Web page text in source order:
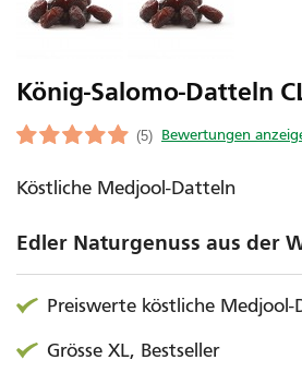
König-Salomo-Datteln
(5)
Köstliche Medjool-Datteln
Edler Naturgenuss aus der
Preiswerte köstliche Medjool-
Grösse XL, Bestseller